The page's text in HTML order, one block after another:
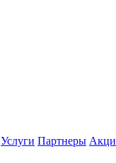
Услуги Партнеры